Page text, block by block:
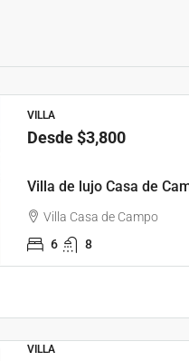
VILLA
Desde$3,800
Villa de lujo Casa de
Villa Casa de Campo
6
8
VILLA